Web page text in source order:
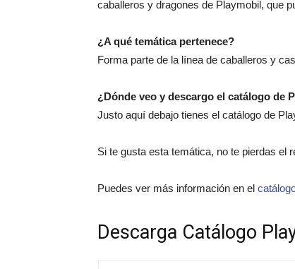
caballeros y dragones de Playmobil, que
¿A qué temática pertenece?
Forma parte de la línea de caballeros y
¿Dónde veo y descargo el catálogo de
Justo aquí debajo tienes el catálogo de
Si te gusta esta temática, no te pierdas el
Puedes ver más información en el
Descarga Catálogo